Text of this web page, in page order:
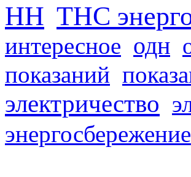
НН ТНС
интересное одн
показаний
электричество
энергосбережение